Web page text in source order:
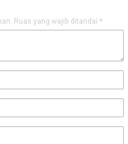
Ruas yang wajib ditandai *